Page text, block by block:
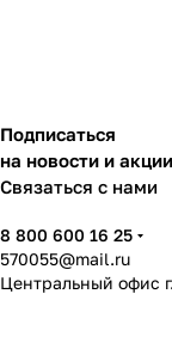
Подписаться
на новости и акции
Связаться с нами
8 800 600 16 25
570055@mail.ru
Центральный офис